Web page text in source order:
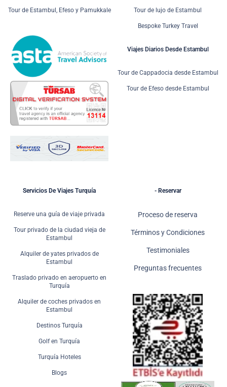
Tour de Estambul, Efeso y Pamukkale Tour de lujo de Estambul
Bespoke Turkey Travel
Viajes Diarios Desde Estambul
Tour de Cappadocia desde Estambul
Tour de Efeso desde Estambul
Servicios De Viajes Turquía
Reserve una guía de viaje privada
Tour privado de la ciudad vieja de
Estambul
Alquiler de yates privados de
Estambul
Traslado privado en aeropuerto en
Turquía
Alquiler de coches privados en
Estambul
Destinos Turquía
Golf en Turquía
Turquía Hoteles
Blogs
- Reservar
Proceso de reserva
Términos y Condiciones
Testimoniales
Preguntas frecuentes